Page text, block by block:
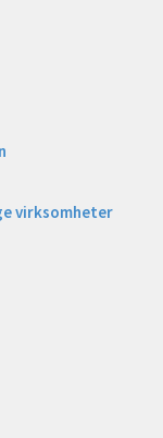
virksomheter